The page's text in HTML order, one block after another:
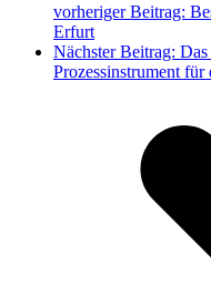
vorheriger Beitrag:
Erfurt
Nächster Beitrag:
Prozessinstrument für